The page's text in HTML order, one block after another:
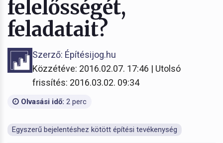
felelősségét,
feladatait?
Szerző: Építésijog.hu
Közzétéve: 2016.02.07. 17:46 | Utolsó
frissítés: 2016.03.02. 09:34
Olvasási idő: 2 perc
Egyszerű bejelentéshez kötött építési tevékenység